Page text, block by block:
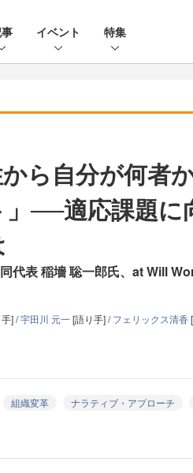
イベント 特集
ら自分が何者
──適応課題に
代表 稲墻 聡一郎氏、at Will
] /宇田川 元一[語り手] /フェリックス清香
組織変革 ナラティブ・アプローチ